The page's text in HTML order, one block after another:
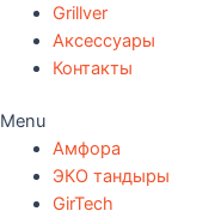
Grillver
Аксессуары
Контакты
Menu
Амфора
ЭКО тандыры
GirTech